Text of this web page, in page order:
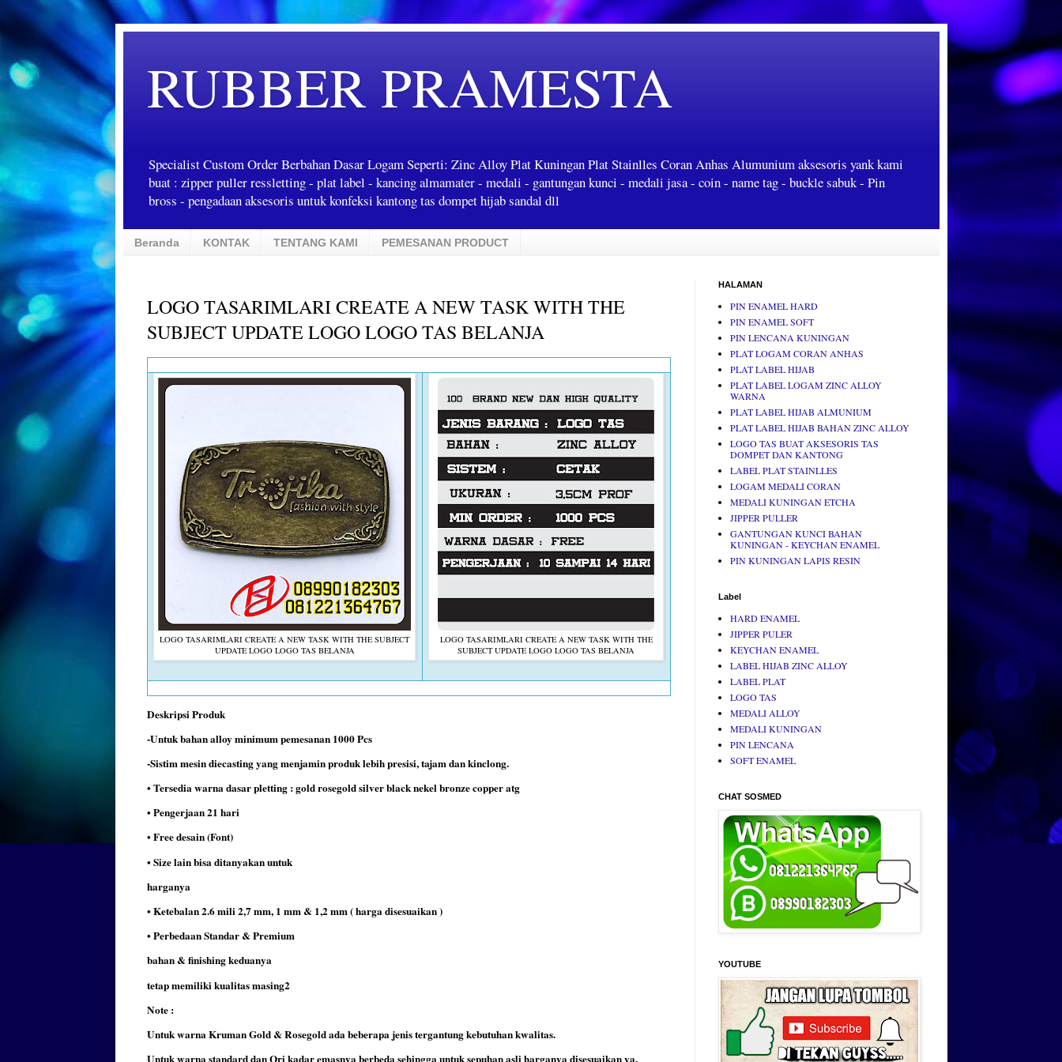
RUBBER PRAMESTA
Specialist Custom Order Berbahan Dasar Logam Seperti: Zinc Alloy Plat Kuningan Plat Stainlles Coran Anhas Alumunium aksesoris yank kami
buat : zipper puller ressletting - plat label - kancing almamater - medali - gantungan kunci - medali jasa - coin - name tag - buckle sabuk - Pin
bross - pengadaan aksesoris untuk konfeksi kantong tas dompet hijab sandal dll
Beranda KONTAK TENTANG KAMI PEMESANAN PRODUCT
LOGO TASARIMLARI CREATE A NEW TASK WITH THE
SUBJECT UPDATE LOGO LOGO TAS BELANJA
LOGO TASARIMLARI CREATE A NEW TASK WITH THE SUBJECT
UPDATE LOGO LOGO TAS BELANJA
LOGO TASARIMLARI CREATE A NEW TASK WITH THE
SUBJECT UPDATE LOGO LOGO TAS BELANJA
Deskripsi Produk
-Untuk bahan alloy minimum pemesanan 1000 Pcs
-Sistim mesin diecasting yang menjamin produk lebih presisi, tajam dan kinclong.
• Tersedia warna dasar pletting : gold rosegold silver black nekel bronze copper atg
• Pengerjaan 21 hari
• Free desain (Font)
• Size lain bisa ditanyakan untuk
harganya
• Ketebalan 2.6 mili 2,7 mm, 1 mm & 1,2 mm ( harga disesuaikan )
• Perbedaan Standar & Premium
bahan & finishing keduanya
tetap memiliki kualitas masing2
Note :
Untuk warna Kruman Gold & Rosegold ada beberapa jenis tergantung kebutuhan kwalitas.
HALAMAN
PIN ENAMEL HARD
PIN ENAMEL SOFT
PIN LENCANA KUNINGAN
PLAT LOGAM CORAN ANHAS
PLAT LABEL HIJAB
PLAT LABEL LOGAM ZINC ALLOY
WARNA
PLAT LABEL HIJAB ALMUNIUM
PLAT LABEL HIJAB BAHAN ZINC ALLOY
LOGO TAS BUAT AKSESORIS TAS
DOMPET DAN KANTONG
LABEL PLAT STAINLLES
LOGAM MEDALI CORAN
MEDALI KUNINGAN ETCHA
JIPPER PULLER
GANTUNGAN KUNCI BAHAN
KUNINGAN - KEYCHAN ENAMEL
PIN KUNINGAN LAPIS RESIN
Label
HARD ENAMEL
JIPPER PULER
KEYCHAN ENAMEL
LABEL HIJAB ZINC ALLOY
LABEL PLAT
LOGO TAS
MEDALI ALLOY
MEDALI KUNINGAN
PIN LENCANA
SOFT ENAMEL
CHAT SOSMED
YOUTUBE